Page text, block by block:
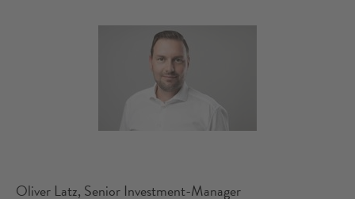
Oliver Latz, Senior Investment-Manager